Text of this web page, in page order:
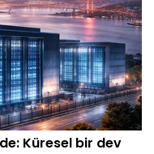
Küresel bir dev